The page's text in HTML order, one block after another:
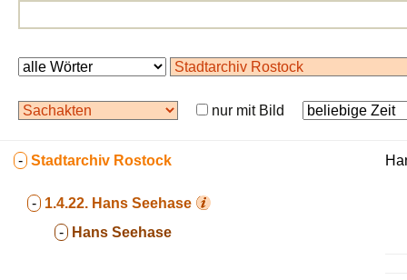
nur mit Bild
- Stadtarchiv Rostock
- 1.4.22. Hans Seehase
- Hans Seehase